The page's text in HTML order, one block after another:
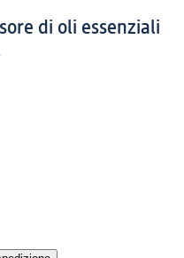
di oli essenziali